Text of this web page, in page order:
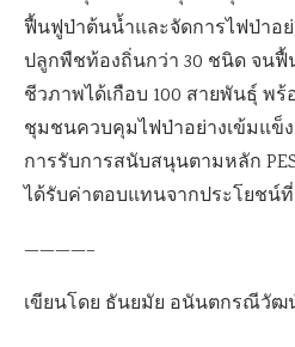
ฟื้นฟูป่าต้นน้ำและจัดการไฟป่าอ
ปลูกพืชท้องถิ่นกว่า 30 ชนิด จน
ชีวภาพได้เกือบ 100 สายพันธุ์ พ
ชุมชนควบคุมไฟป่าอย่างเข้มแข็
การรับการสนับสนุนตามหลัก
ได้รับค่าตอบแทนจากประโยชน์
————–
เขียนโดย ธันยมัย อนันตกรณีวัฒ